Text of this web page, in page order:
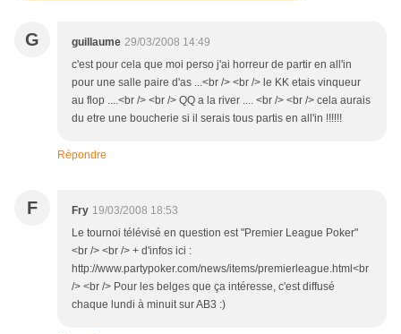
G guillaume 29/03/2008 14:49
c'est pour cela que moi perso j'ai horreur de partir en all'in
pour une salle paire d'as ...<br /> <br /> le KK etais vinqueur
au flop ....<br /> <br /> QQ a la river .... <br /> <br /> cela aurais
du etre une boucherie si il serais tous partis en all'in !!!!!!
Répondre
F Fry 19/03/2008 18:53
Le tournoi télévisé en question est "Premier League Poker"
<br /> <br /> + d'infos ici :
http://www.partypoker.com/news/items/premierleague.html<br
/> <br /> Pour les belges que ça intéresse, c'est diffusé
chaque lundi à minuit sur AB3 :)